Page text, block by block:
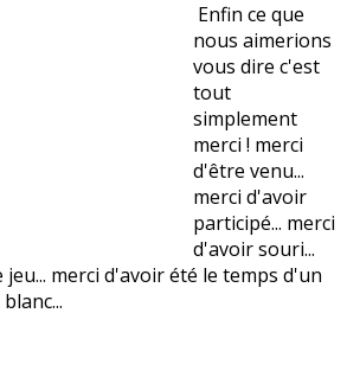
Enfin ce que
nous aimerions
vous dire c'est
tout
simplement
merci ! merci
d'être venu...
merci d'avoir
participé... merci
d'avoir souri...
merci d'avoir été le temps d'un